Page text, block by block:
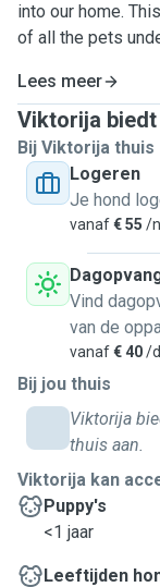
into our home.
of all the pets
Lees meer
Viktorija biedt
Bij Viktorija thuis
Logeren
Je hond
vanaf€ 55 /
Vind
van de
vanaf€ 40/
Bij jou thuis
Viktorija
thuis aan.
Viktorija kan
Puppy's
<1 jaar
Leeftijden